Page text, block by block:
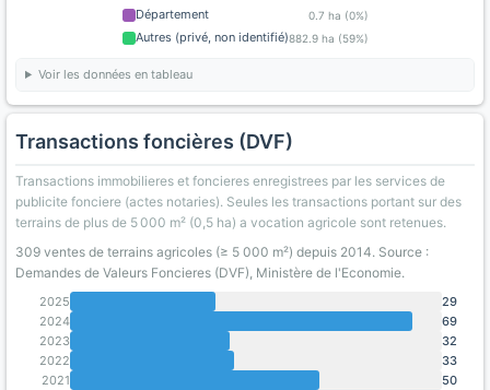
Département 0.7 ha (0%)
Autres (privé, non identifié)882.9 ha (59%)
Voir les données en tableau
Transactions foncières (DVF)
Transactions immobilieres et foncieres enregistrees par les services de
publicite fonciere (actes notaries). Seules les transactions portant sur des
terrains de plus de 5 000 m² (0,5 ha) a vocation agricole sont retenues.
309 ventes de terrains agricoles (≥ 5 000 m²) depuis 2014. Source :
Demandes de Valeurs Foncieres (DVF), Ministère de l'Economie.
2025
29
2024
69
2023
32
2022
33
2021
50